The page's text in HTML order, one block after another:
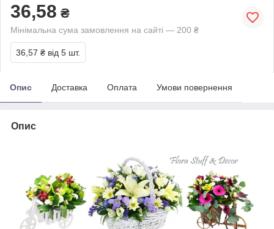
36,58 ₴
Мінімальна сума замовлення на сайті — 200 ₴
36,57 ₴ від 5 шт.
Опис Доставка Оплата Умови повернення
Опис